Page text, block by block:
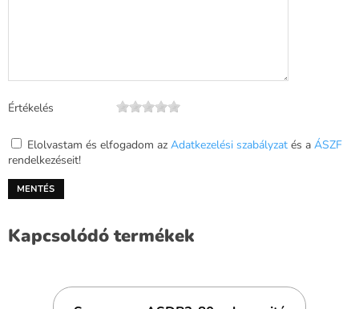
Értékelés
Elolvastam és elfogadom az Adatkezelési szabályzat és a ÁSZF
rendelkezéseit!
Kapcsolódó termékek